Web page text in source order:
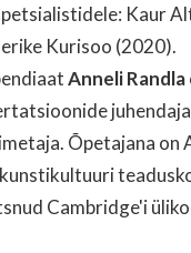
Kaur
Kurisoo (2020).
Anneli Randla
Õpetajana on
Cambridge'i